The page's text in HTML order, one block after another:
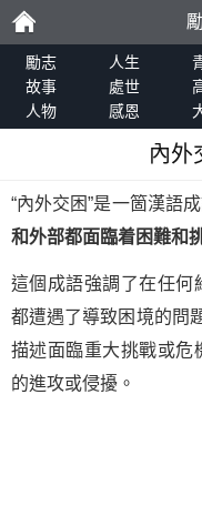
勵
志
勵志 人生
故事
處世
人物
感恩
內外
“內外交困”是一箇漢語成
和外部都面臨着困難和
這個成語強調了在任何
都遭遇了導致困境的問
描述面臨重大挑戰或危
的進攻或侵擾。